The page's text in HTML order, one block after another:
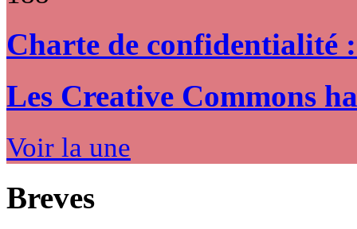
Charte de confidentialité
Les Creative Commons
Voir la une
Breves